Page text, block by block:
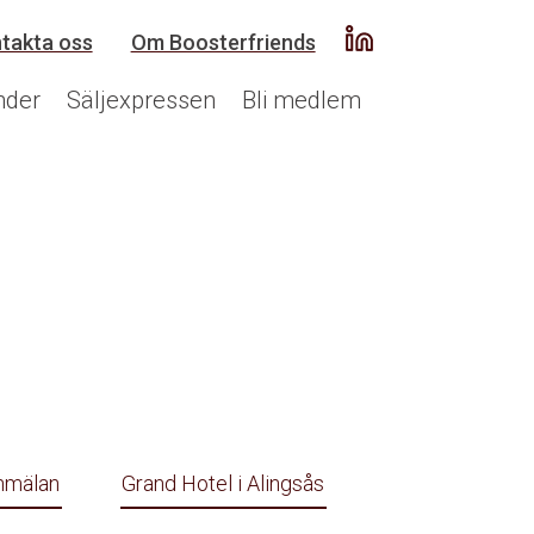
oss Om Boosterfriends
Säljexpressen Bli medlem
Grand Hotel i Alingsås